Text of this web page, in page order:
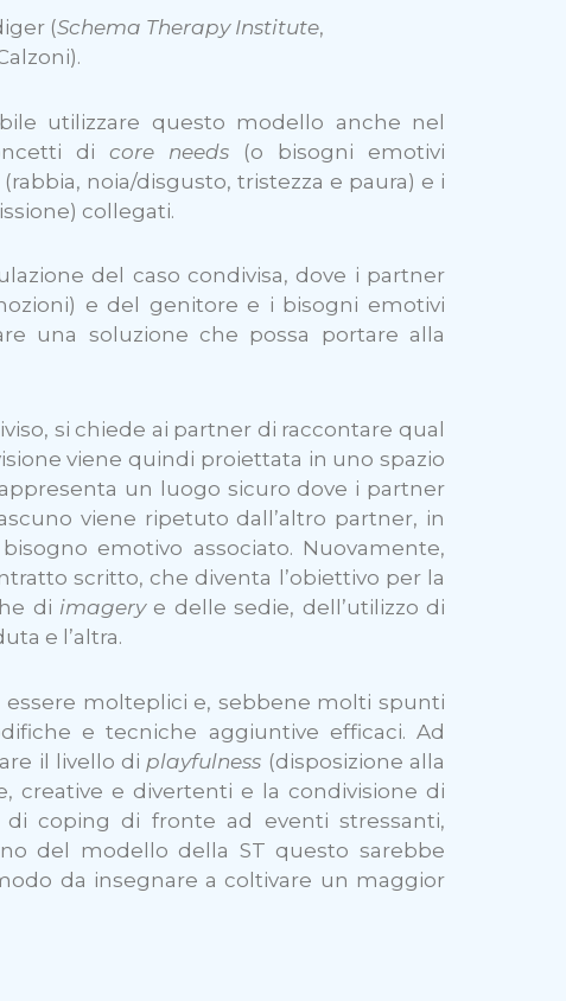
(Schema Therapy Institute,
utilizzare questo modello anche nel
dicore needs (o bisogni emotivi
noia/disgusto, tristezza e paura) e i
collegati.
del caso condivisa, dove i partner
e del genitore e i bisogni emotivi
una soluzione che possa portare alla
si chiede ai partner di raccontare qual
viene quindi proiettata in uno spazio
un luogo sicuro dove i partner
viene ripetuto dall’altro partner, in
emotivo associato. Nuovamente,
scritto, che diventa l’obiettivo per la
di imagery e delle sedie, dell’utilizzo di
e l’altra.
molteplici e, sebbene molti spunti
e tecniche aggiuntive efficaci. Ad
il livello di playfulness (disposizione alla
creative e divertenti e la condivisione di
coping di fronte ad eventi stressanti,
del modello della ST questo sarebbe
da insegnare a coltivare un maggior